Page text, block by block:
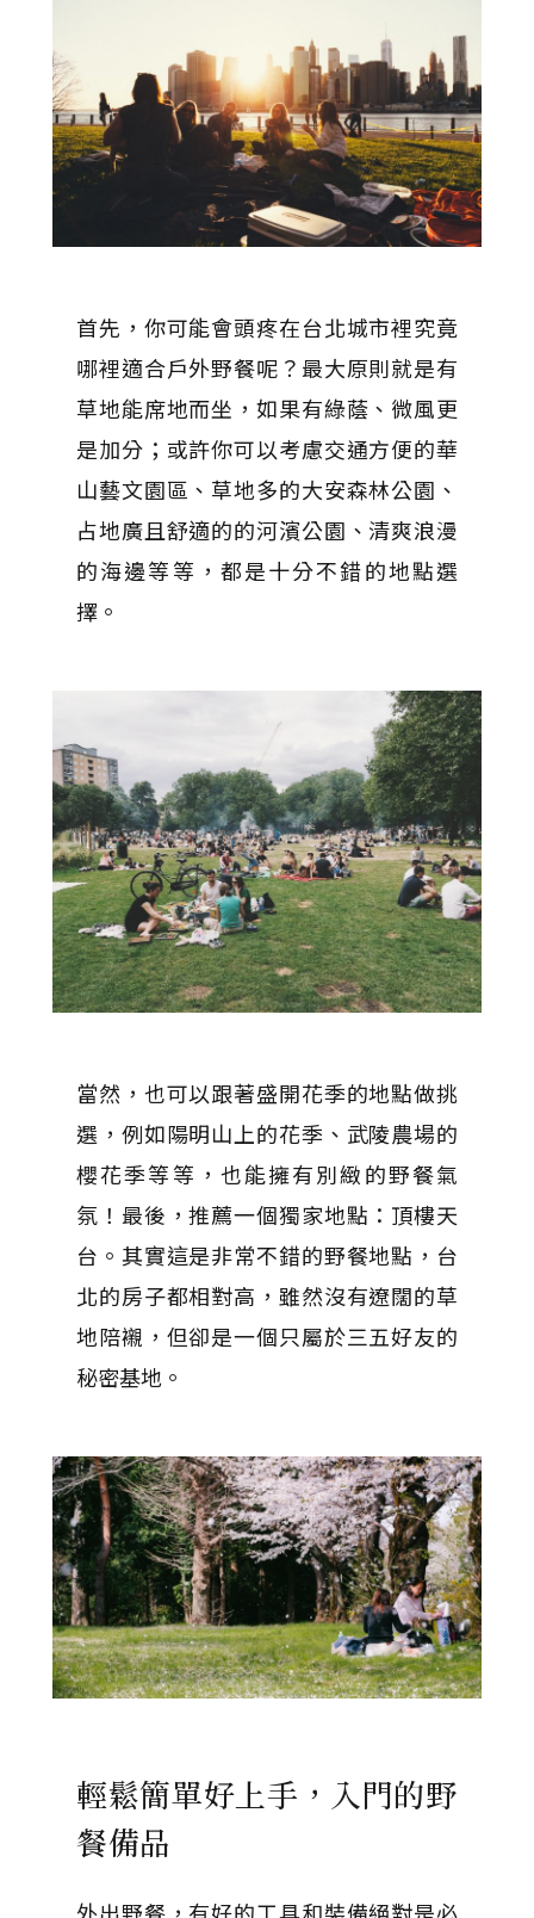
首先，你可能會頭疼在台北城市裡究竟
哪裡適合戶外野餐呢？最大原則就是有
草地能席地而坐，如果有綠蔭、微風更
是加分；或許你可以考慮交通方便的華
山藝文園區、草地多的大安森林公園、
占地廣且舒適的的河濱公園、清爽浪漫
的海邊等等，都是十分不錯的地點選
擇。
當然，也可以跟著盛開花季的地點做挑
選，例如陽明山上的花季、武陵農場的
櫻花季等等，也能擁有別緻的野餐氣
氛！最後，推薦一個獨家地點：頂樓天
台。其實這是非常不錯的野餐地點，台
北的房子都相對高，雖然沒有遼闊的草
地陪襯，但卻是一個只屬於三五好友的
秘密基地。
輕鬆簡單好上手，入門的野
餐備品
外出野餐，有好的工具和裝備絕對是必